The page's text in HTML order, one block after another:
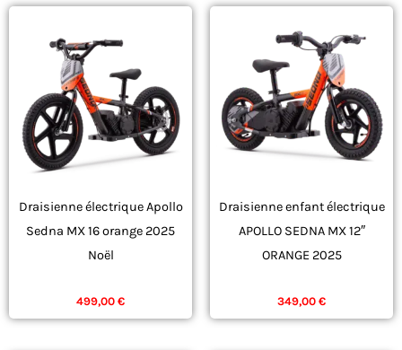
produit
Draisienne électrique Apollo
Sedna MX 16 orange 2025
Noël
499,00 €
Draisienne enfant électrique
APOLLO SEDNA MX 12″
ORANGE 2025
349,00 €